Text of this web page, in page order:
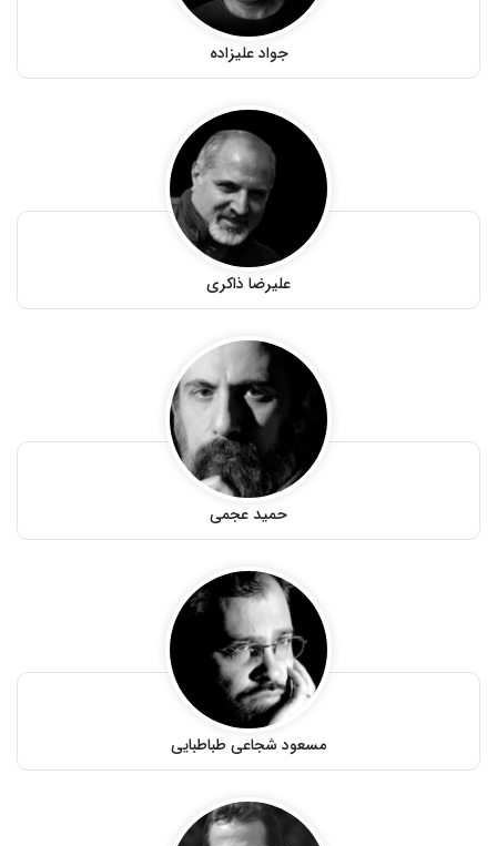
جواد علیزاده
علیرضا ذاکری
حمید عجمی
مسعود شجاعی طباطبایی